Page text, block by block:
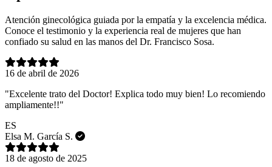
Atención ginecológica guiada por la empatía y la excelencia médica.
Conoce el testimonio y la experiencia real de mujeres que han
confiado su salud en las manos del Dr. Francisco Sosa.
16 de abril de 2026
"Excelente trato del Doctor! Explica todo muy bien! Lo recomiendo
ampliamente!!"
ES
Elsa M. García S.
18 de agosto de 2025